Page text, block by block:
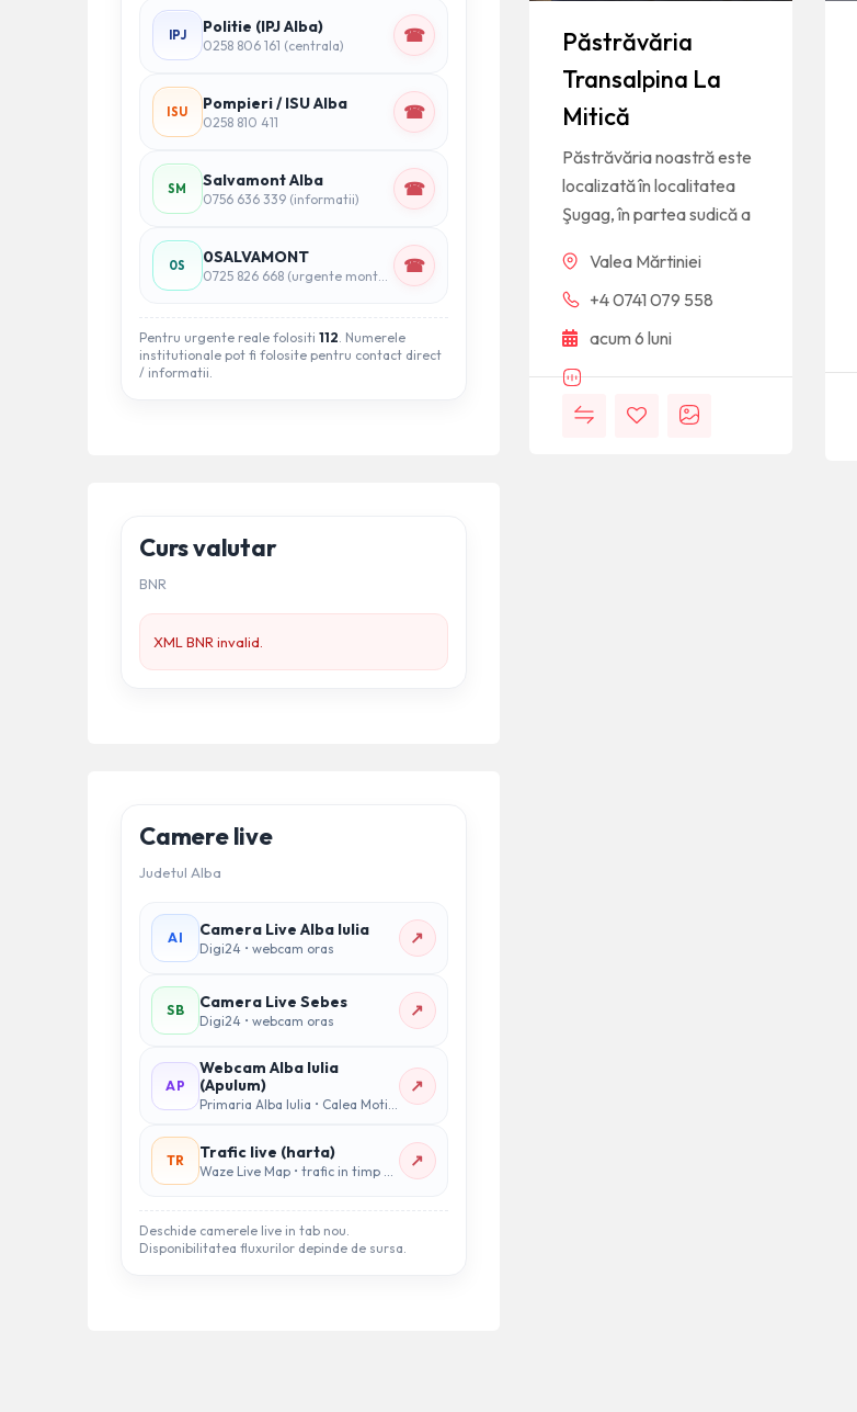
Păstrăvăria
Transalpina La
Mitică
Păstrăvăria noastră este
localizată în localitatea
Şugag, în partea sudică a
Valea Mărtiniei
+4 0741 079 558
acum 6 luni
IPJ Politie (IPJ Alba)
0258 806 161 (centrala) ☎
ISU Pompieri / ISU Alba
0258 810 411 ☎
SM Salvamont Alba
0756 636 339 (informatii) ☎
0S 0SALVAMONT ☎
Pentru urgente reale folositi 112. Numerele
institutionale pot fi folosite pentru contact direct
/ informatii.
Curs valutar
BNR
XML BNR invalid.
Camere live
Judetul Alba
AI Camera Live Alba Iulia
Digi24 • webcam oras ↗
SB Camera Live Sebes
Digi24 • webcam oras ↗
AP
Webcam Alba Iulia
(Apulum)
Primaria Alba Iulia • Calea Motilor
↗
TR Trafic live (harta) ↗
Deschide camerele live in tab nou.
Disponibilitatea fluxurilor depinde de sursa.